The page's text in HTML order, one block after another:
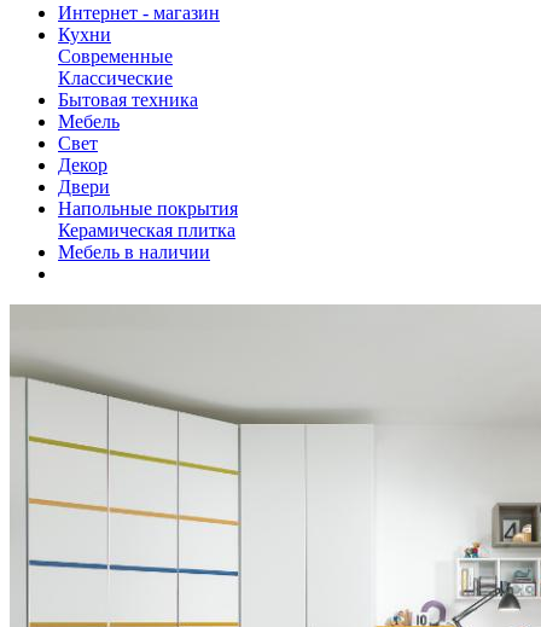
Интернет - магазин
Кухни
Современные
Классические
Бытовая техника
Мебель
Свет
Декор
Двери
Напольные покрытия
Керамическая плитка
Мебель в наличии